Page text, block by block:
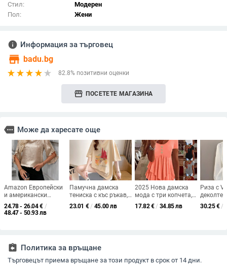
Стил:
Модерен
Пол:
Жени
info Информация за търговец
store badu.bg
82.8% позитивни оценки
storefront ПОСЕТЕТЕ МАГАЗИНА
more Може да харесате още
Amazon Европейски
и американски
трансграничен износ
2025 Лято Свободен
Семпли Стил
24.78 - 26.04€ /
48.47 - 50.93 лв
Памучна дамска
тениска с къс ръкав,
V-образно деколте,
свободен силует,
23.01 € / 45.00 лв
2025 Нова дамска
мода с три копчета,
ежедневна, плътна, с
къс ръкав, Amazon,
17.82€ / 34.85 лв
Риза с
деколте,
ръкави,
копчета
30.25€ /
assignment_return Политика за връщане
Търговецът приема връщане за този продукт в срок от 14 дни.